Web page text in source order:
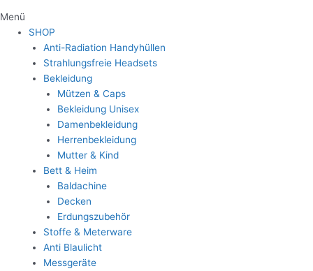
Menü
SHOP
Anti-Radiation Handyhüllen
Strahlungsfreie Headsets
Bekleidung
Mützen & Caps
Bekleidung Unisex
Damenbekleidung
Herrenbekleidung
Mutter & Kind
Bett & Heim
Baldachine
Decken
Erdungszubehör
Stoffe & Meterware
Anti Blaulicht
Messgeräte